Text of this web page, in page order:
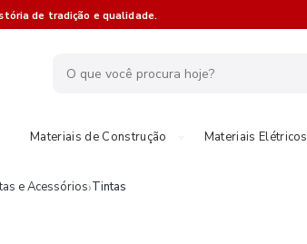
de tradição e qualidade.
Materiais de Construção Materiais Elétricos
e Acessórios›Tintas